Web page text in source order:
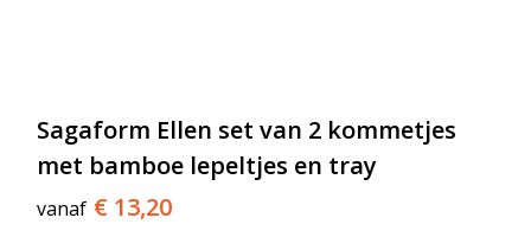
Sagaform Ellen set van 2 kommetjes
met bamboe lepeltjes en tray
vanaf € 13,20